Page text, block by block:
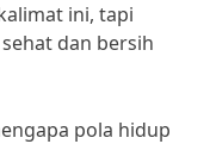
ini, tapi
dan bersih
pola hidup